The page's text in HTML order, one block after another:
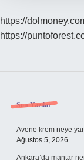
https://
https://
Sidebar
Son Yazılar
Avene krem neye
Ağustos 5, 2026
Ankara’da mantar